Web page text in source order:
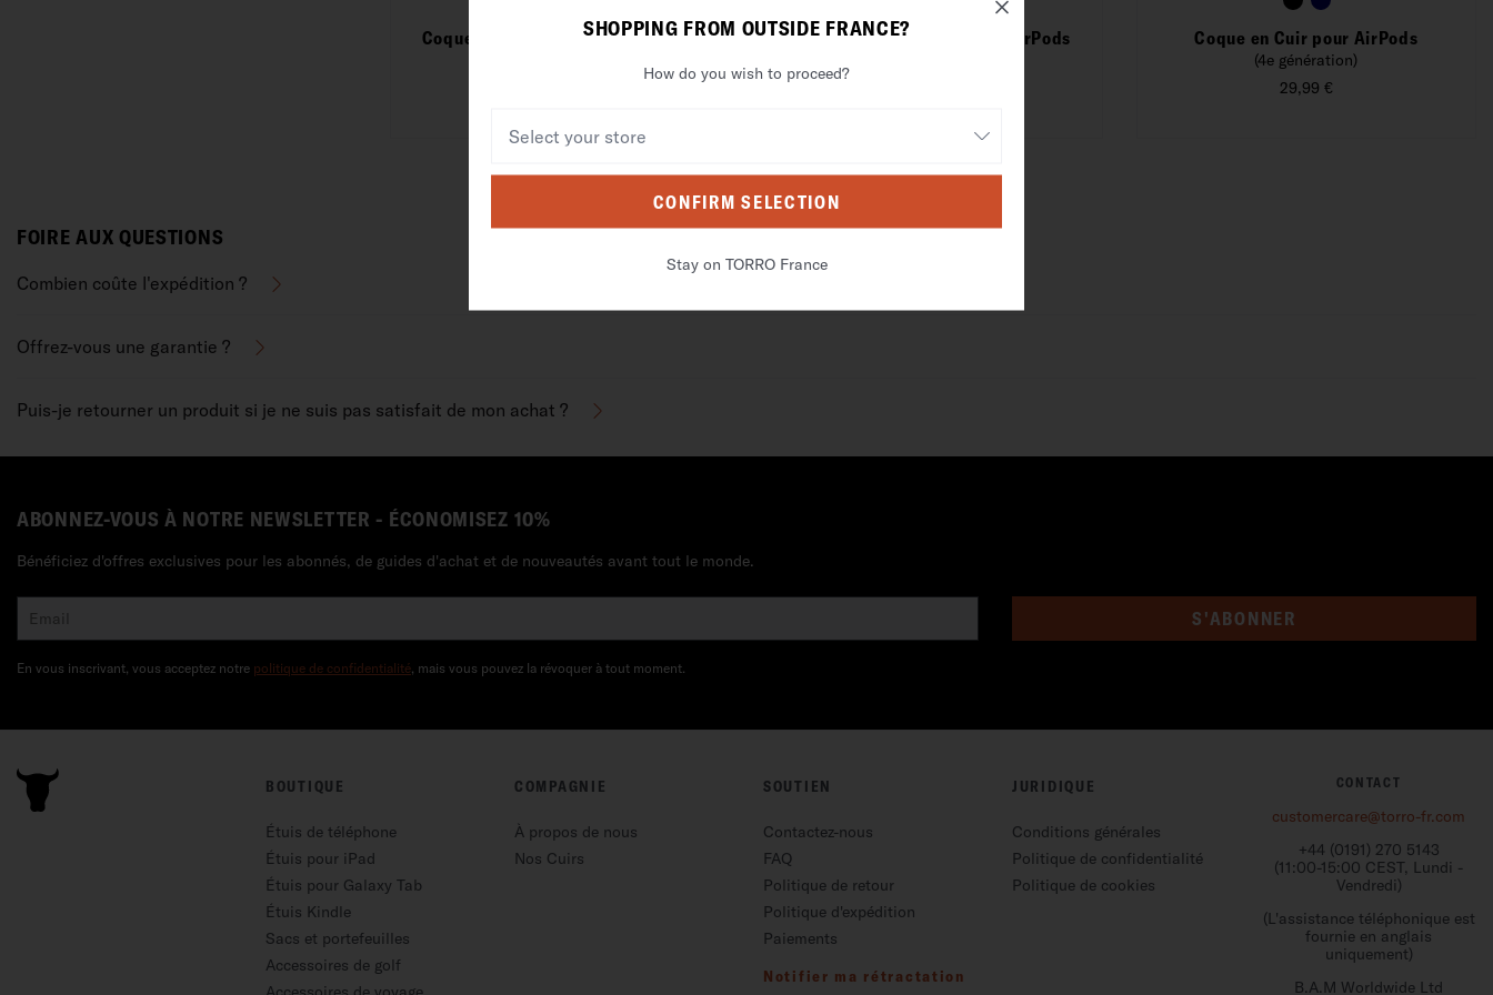
Coque en Cuir pour Apple AirPods
Coque en Cuir pour Apple AirPods
Coque en Cuir pour AirPods
(4e génération)
29,99 €
FOIRE AUX QUESTIONS
Combien coûte l'expédition ?
Offrez-vous une garantie ?
Puis-je retourner un produit si je ne suis pas satisfait de mon achat ?
ABONNEZ-VOUS À NOTRE NEWSLETTER - ÉCONOMISEZ 10%
Bénéficiez d'offres exclusives pour les abonnés, de guides d'achat et de nouveautés avant tout le monde.
S'ABONNER
En vous inscrivant, vous acceptez notre politique de confidentialité , mais vous pouvez la révoquer à tout moment.
BOUTIQUE
Étuis de téléphone
Étuis pour iPad
Étuis pour Galaxy Tab
Étuis Kindle
Sacs et portefeuilles
Accessoires de golf
COMPAGNIE
À propos de nous
Nos Cuirs
SOUTIEN
Contactez-nous
FAQ
Politique de retour
Politique d'expédition
Paiements
Notifier ma rétractation
JURIDIQUE
Conditions générales
Politique de confidentialité
Politique de cookies
CONTACT
customercare@torro-fr.com
+44 (0191) 270 5143
(11:00-15:00 CEST, Lundi -
Vendredi)
(L'assistance téléphonique est
fournie en anglais
uniquement)
B.A.M Worldwide Ltd
SHOPPING FROM OUTSIDE FRANCE?
How do you wish to proceed?
CONFIRM SELECTION
Stay on TORRO France